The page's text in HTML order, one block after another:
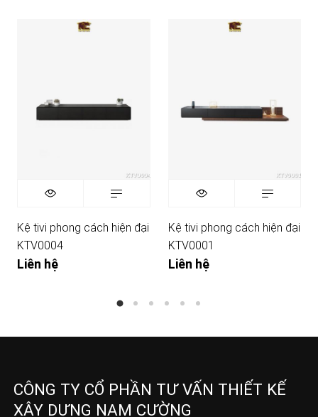
Kệ tivi phong cách hiện đại
KTV0004
Liên hệ
Kệ tivi phong cách hiện đại
KTV0001
Liên hệ
CÔNG TY CỔ PHẦN TƯ VẤN THIẾT KẾ
XÂY DỰNG NAM CƯỜNG